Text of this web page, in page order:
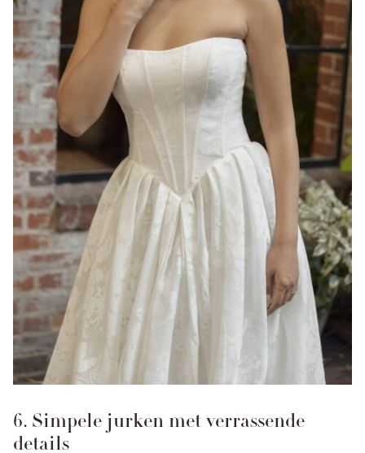
6. Simpele jurken met verrassende
details